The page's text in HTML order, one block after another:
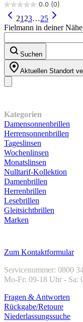
0.0 (0)
0.0
von
5
2123…25
Fielmann in deiner
Suchen
Aktuellen Standort
Kategorien
Damensonnenbrillen
Herrensonnenbrillen
Tageslinsen
Wochenlinsen
Monatslinsen
Nulltarif-Kollektion
Damenbrillen
Herrenbrillen
Lesebrillen
Gleitsichtbrillen
Marken
Zum Kontaktformular
Servicenummer: 0800
Mo-Fr: 09-18 Uhr - Sa:
Fragen & Antworten
Rückgabe/Retoure
Niederlassungssuche